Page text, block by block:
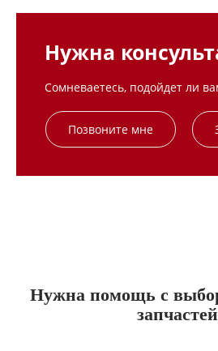
Нужна
Сомневаетесь, подойдет ли
Позвоните мне
Нужна помощь с